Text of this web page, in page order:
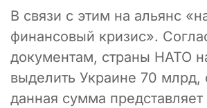
В связи с этим на альянс
финансовый кризис».
документам, страны НАТО
выделить Украине 70 млрд,
данная сумма представляет